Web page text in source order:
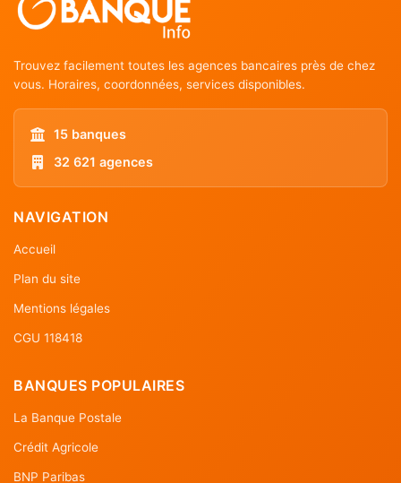
Trouvez facilement toutes les agences bancaires près de chez
vous. Horaires, coordonnées, services disponibles.
15 banques
32 621 agences
NAVIGATION
Accueil
Plan du site
Mentions légales
CGU 118418
BANQUES POPULAIRES
La Banque Postale
Crédit Agricole
BNP Paribas